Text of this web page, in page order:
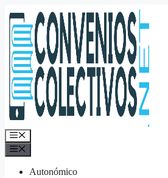
al
contenido
Menú
Autonómico